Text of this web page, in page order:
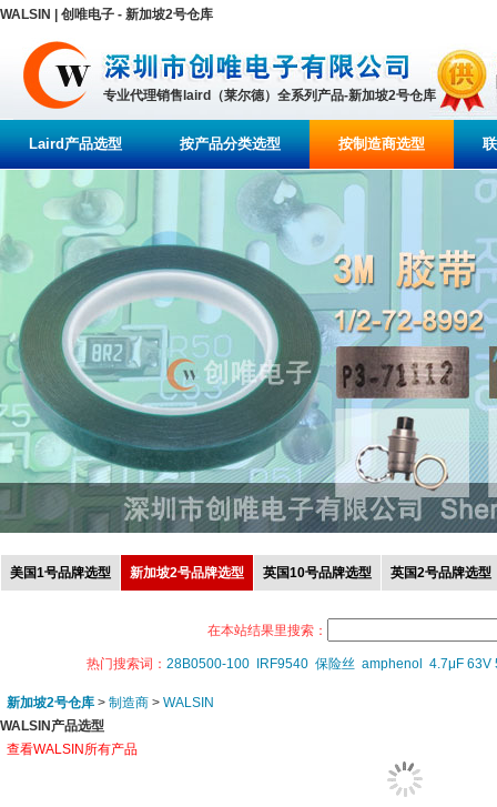
WALSIN | 创唯电子 - 新加坡2号仓库
专业代理销售laird（莱尔德）全系列产品-新加坡2号仓库
Laird产品选型 按产品分类选型 按制造商选型
美国1号品牌选型 新加坡2号品牌选型 英国10号品牌选型 英国2号品牌选型
在本站结果里搜索：
热门搜索词： 28B0500-100 IRF9540 保险丝 amphenol 4.7μF 63V
新加坡2号仓库 > 制造商 > WALSIN
WALSIN产品选型
查看WALSIN所有产品